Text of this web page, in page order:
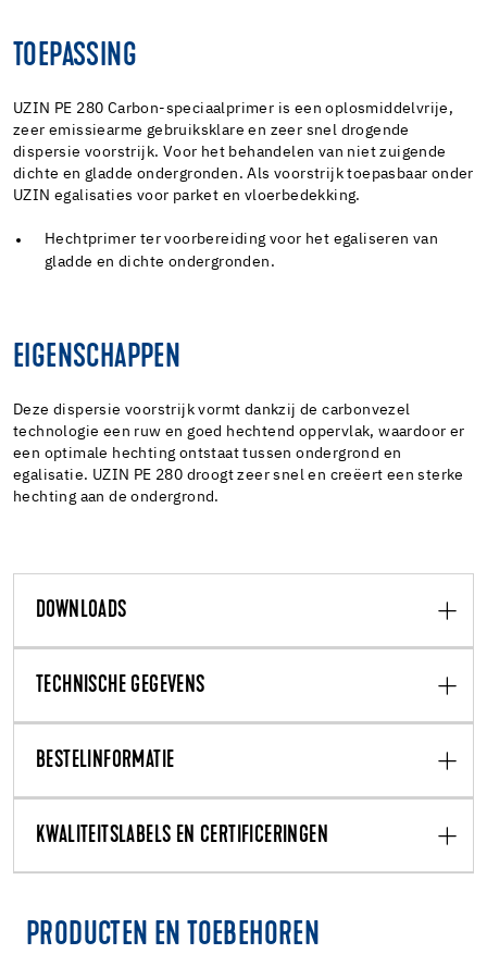
TOEPASSING
UZIN PE 280 Carbon-speciaalprimer is een oplosmiddelvrije,
zeer emissiearme gebruiksklare en zeer snel drogende
dispersie voorstrijk. Voor het behandelen van niet zuigende
dichte en gladde ondergronden. Als voorstrijk toepasbaar onder
UZIN egalisaties voor parket en vloerbedekking.
Hechtprimer ter voorbereiding voor het egaliseren van
gladde en dichte ondergronden.
EIGENSCHAPPEN
Deze dispersie voorstrijk vormt dankzij de carbonvezel
technologie een ruw en goed hechtend oppervlak, waardoor er
een optimale hechting ontstaat tussen ondergrond en
egalisatie. UZIN PE 280 droogt zeer snel en creëert een sterke
hechting aan de ondergrond.
DOWNLOADS
TECHNISCHE GEGEVENS
BESTELINFORMATIE
KWALITEITSLABELS EN CERTIFICERINGEN
PRODUCTEN EN TOEBEHOREN